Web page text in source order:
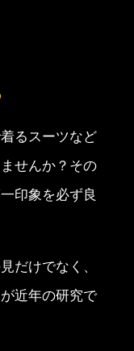
るスーツなど
せんか？その
印象を必ず良
だけでなく、
近年の研究で